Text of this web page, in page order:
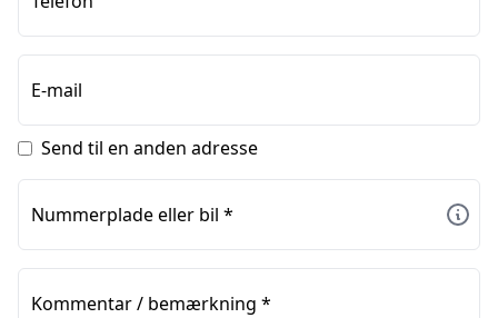
E-mail
Send til en anden adresse
Nummerplade eller bil *
Kommentar / bemærkning *